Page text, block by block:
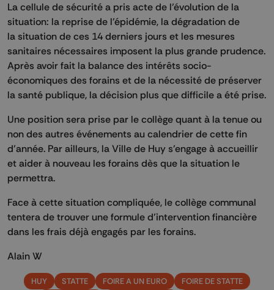
La cellule de sécurité a pris acte de l’évolution de la
situation: la reprise de l’épidémie, la dégradation de
la situation de ces 14 derniers jours et les mesures
sanitaires nécessaires imposent la plus grande prudence.
Après avoir fait la balance des intérêts socio-
économiques des forains et de la nécessité de préserver
la santé publique, la décision plus que difficile a été prise.
Une position sera prise par le collège quant à la tenue ou
non des autres événements au calendrier de cette fin
d’année. Par ailleurs, la Ville de Huy s’engage à accueillir
et aider à nouveau les forains dès que la situation le
permettra.
Face à cette situation compliquée, le collège communal
tentera de trouver une formule d’intervention financière
dans les frais déjà engagés par les forains.
Alain W
HUY STATTE FOIRE A UN EURO
FOIRE DE STATTE